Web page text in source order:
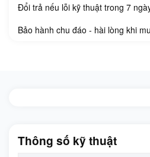
Đổi trả nếu lỗi kỹ thuật trong 7
Bảo hành chu đáo - hài lòng khi
Thông số kỹ thuật